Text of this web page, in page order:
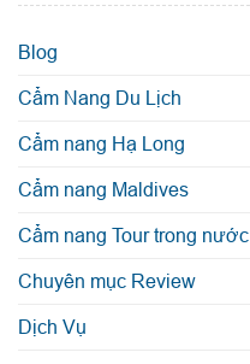
Blog
Cẩm Nang Du Lịch
Cẩm nang Hạ Long
Cẩm nang Maldives
Cẩm nang Tour trong nước
Chuyên mục Review
Dịch Vụ